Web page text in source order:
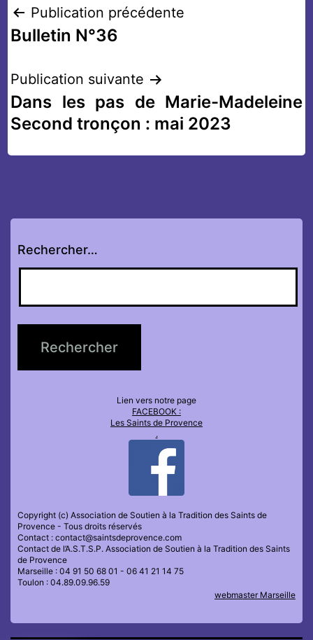
Navigation
de
l’article
Publication précédente
Bulletin N°36
Publication suivante
Dans les pas de Marie-Madeleine
Second tronçon : mai 2023
Rechercher…
Lien vers notre page
FACEBOOK :
Les Saints de Provence
.
Copyright (c) Association de Soutien à la Tradition des Saints de
Provence - Tous droits réservés
Contact : contact@saintsdeprovence.com
Contact de l’A.S.T.S.P. Association de Soutien à la Tradition des Saints
de Provence
Marseille : 04 91 50 68 01 - 06 41 21 14 75
Toulon : 04.89.09.96.59
webmaster Marseille